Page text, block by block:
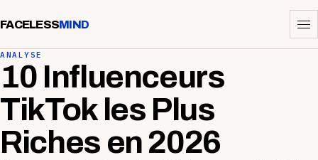
FACELESSMIND
ANALYSE
10 Influenceurs
TikTok les Plus
Riches en 2026